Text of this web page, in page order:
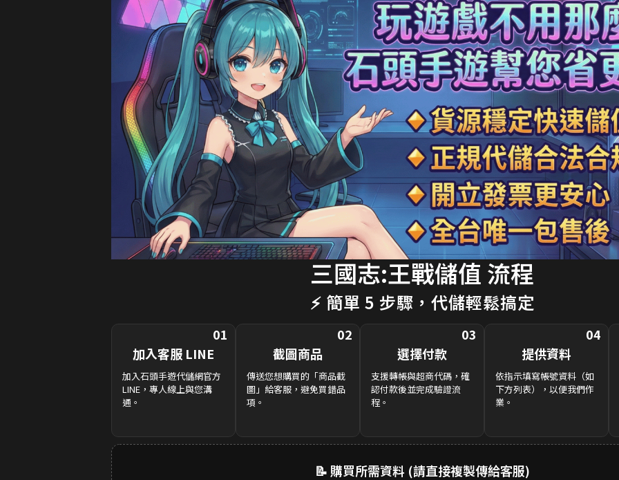
30分鐘前 Ap**le 購買了 990元 月卡 交易成功
35分鐘前 楊**婷 購買了 3290元 禮包 交易成功
三國志:王戰儲值 流程
⚡ 簡單 5 步驟，代儲輕鬆搞定
01
加入客服 LINE
加入石頭手遊代儲網官方
LINE，專人線上與您溝
通。
02
截圖商品
傳送您想購買的「商品截
圖」給客服，避免買錯品
項。
03
選擇付款
支援轉帳與超商代碼，確
認付款後並完成驗證流
程。
04
提供資料
依指示填寫帳號資料（如
下方列表），以便我們作
業。
📝 購買所需資料 (請直接複製傳給客服)